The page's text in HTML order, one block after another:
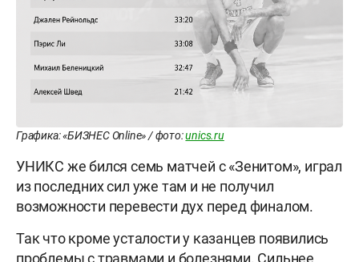
Графика: «БИЗНЕС Online» / фото:unics.ru
УНИКС же бился семь матчей с «Зенитом», играл
из последних сил уже там и не получил
возможности перевести дух перед финалом.
Так что кроме усталости у казанцев появились
проблемы с травмами и болезнями. Сильнее